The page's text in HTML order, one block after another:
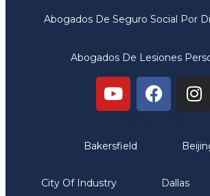
Abogados De Seguro Social Por
Abogados De Lesiones
Bakersfield
City Of Industry Dallas